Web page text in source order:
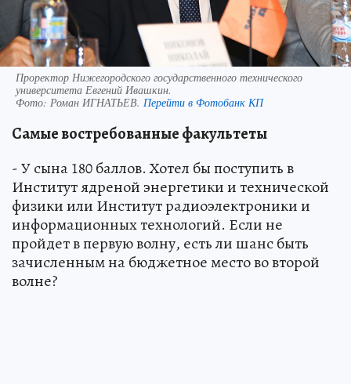
Проректор Нижегородского государственного технического
университета Евгений Ивашкин.
Фото: Роман ИГНАТЬЕВ. Перейти в Фотобанк КП
Самые востребованные факультеты
- У сына 180 баллов. Хотел бы поступить в
Институт ядреной энергетики и технической
физики или Институт радиоэлектроники и
информационных технологий. Если не
пройдет в первую волну, есть ли шанс быть
зачисленным на бюджетное место во второй
волне?